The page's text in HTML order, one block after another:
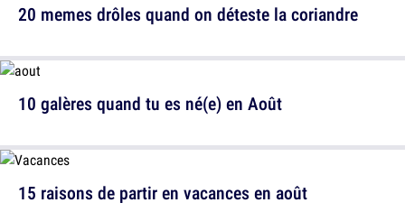
10 galères quand tu es né(e) en Août
20 memes drôles quand on déteste la coriandre
15 raisons de partir en vacances en août